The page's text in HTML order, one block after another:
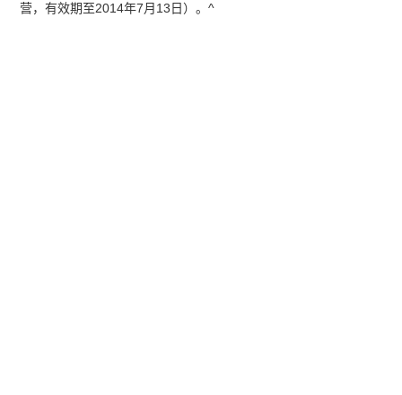
营，有效期至2014年7月13日）。^